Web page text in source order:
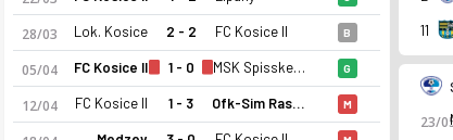
28/03 Lok. Kosice 2 - 2 FC Kosice II B
05/04 FC Kosice II 1 - 0 MSK Spisske Podhradie G
12/04 FC Kosice II 1 - 3 Ofk-Sim Raslavice M
11
23/